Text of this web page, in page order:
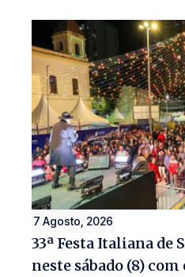
7 Agosto, 2026
33ª Festa Italiana de
neste sábado (8)